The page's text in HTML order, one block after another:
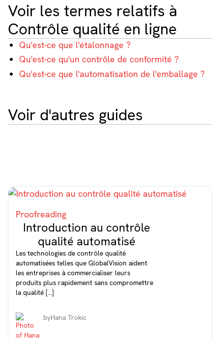
Voir les termes relatifs à
Contrôle qualité en ligne
Qu'est-ce que l'étalonnage ?
Qu'est-ce qu'un contrôle de conformité ?
Qu'est-ce que l'automatisation de l'emballage ?
Voir d'autres guides
Proofreading
Introduction au contrôle
qualité automatisé
Les technologies de contrôle qualité
automatisées telles que GlobalVision aident
les entreprises à commercialiser leurs
produits plus rapidement sans compromettre
la qualité [...]
byHana Trokic